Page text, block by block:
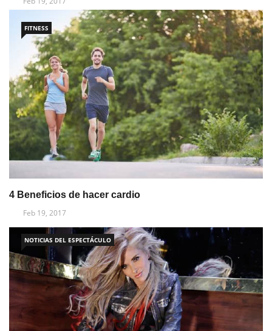
FITNESS
4 Beneficios de hacer cardio
Feb 19, 2017
NOTICIAS DEL ESPECTÁCULO